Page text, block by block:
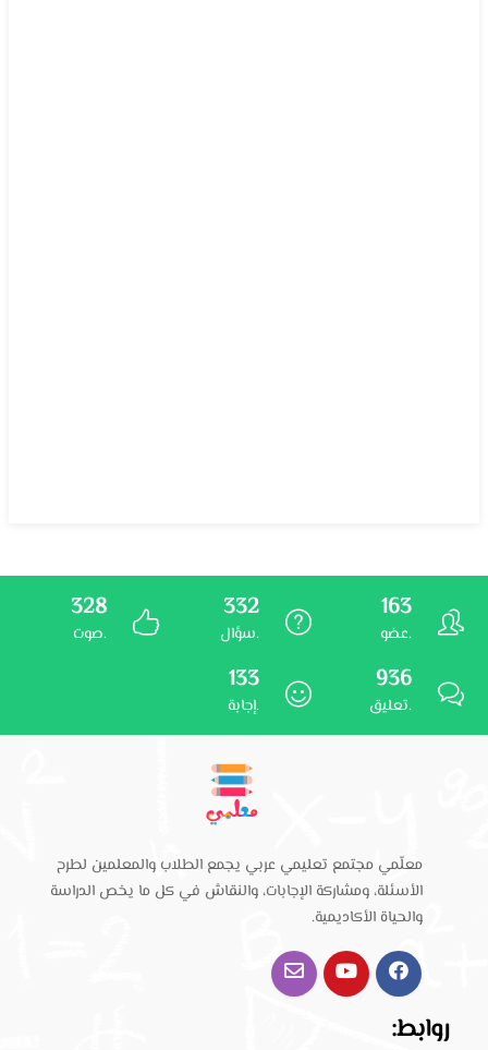
163
عضو.
332
سؤال.
328
صوت.
936
تعليق.
133
إجابة.
معلّمي مجتمع تعليمي عربي يجمع الطلاب والمعلمين لطرح
الأسئلة، ومشاركة الإجابات، والنقاش في كل ما يخص الدراسة
والحياة الأكاديمية.
روابط: